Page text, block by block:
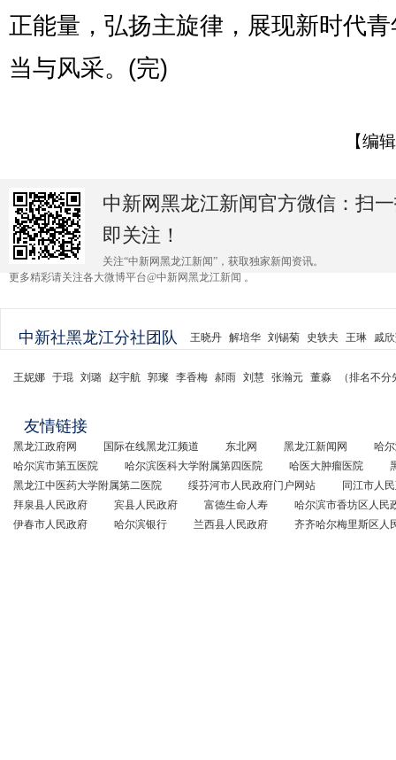
正能量，弘扬主旋律，展现新时代
当与风采。(完)
【编
中新网黑龙江新闻官方微信：扫
即关注！
关注“中新网黑龙江新闻”，获取独家新闻资讯。
更多精彩请关注各大微博平台@中新网黑龙江新闻 。
中新社黑龙江分社团队 王晓丹 解培华 刘锡菊 史轶夫 王琳 戚
王妮娜 于琨 刘璐 赵宇航 郭璨 李香梅 郝雨 刘慧 张瀚元 董淼 （排名不
友情链接
黑龙江政府网 国际在线黑龙江频道 东北网 黑龙江新闻网
哈
哈尔滨市第五医院
哈尔滨医科大学附属第四医院 哈医大肿瘤医院
黑龙江中医药大学附属第二医院
绥芬河市人民政府门户网站
同江市人
拜泉县人民政府
宾县人民政府 富德生命人寿
哈尔滨市香坊区人民
伊春市人民政府
哈尔滨银行 兰西县人民政府 齐齐哈尔梅里斯区人